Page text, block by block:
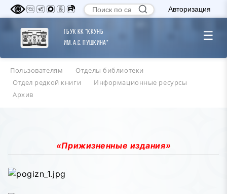
Авторизация
ГБУК КК "ККУНБ
им. А.С. Пушкина"
☰
Пользователям
Отделы библиотеки
Отдел редкой книги
Информационные ресурсы
Архив
«Прижизненные издания»